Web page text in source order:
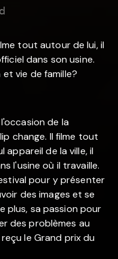
tout autour de lui, il
dans son usine.
vie de famille?
de la
change. Il filme tout
appareil de la ville, il
l'usine où il travaille.
pour y présenter
des images et se
plus, sa passion pour
des problèmes au
le Grand prix du